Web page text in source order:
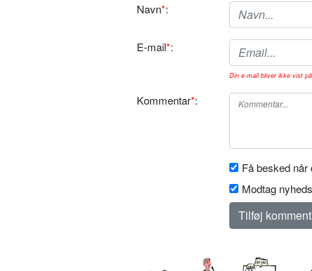
Navn*:
E-mail*:
Din e-mail bliver ikke vist
Kommentar*:
Få besked
Modtag